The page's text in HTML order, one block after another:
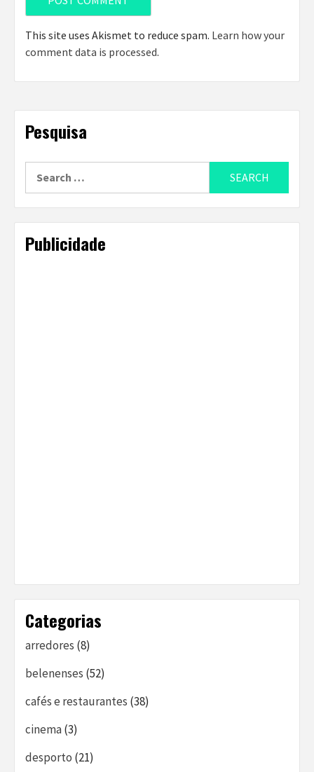
This site uses Akismet to reduce spam. Learn how your
comment data is processed.
Pesquisa
for:
Publicidade
Categorias
arredores (8)
belenenses (52)
cafés e restaurantes (38)
cinema(3)
desporto (21)